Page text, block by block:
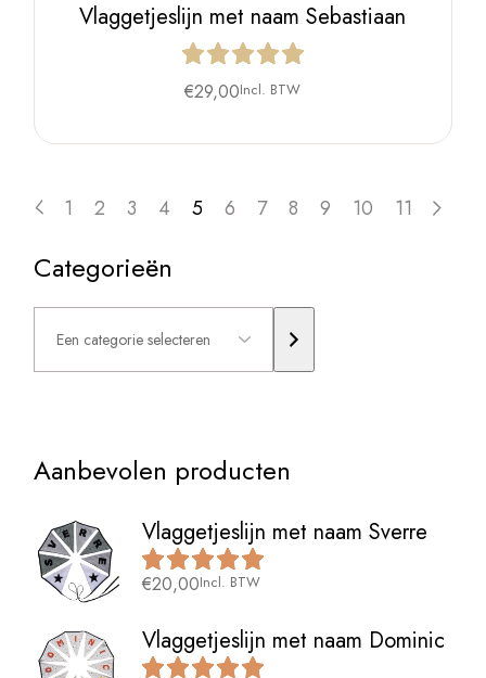
Vlaggetjeslijn met naam Sebastiaan
€29,00Incl. BTW
1 2 3 4 5 6 7 8 9 10 11
Categorieën
Een
categorie
selecteren
Aanbevolen producten
Vlaggetjeslijn met naam Sverre
€20,00Incl. BTW
Vlaggetjeslijn met naam Dominic